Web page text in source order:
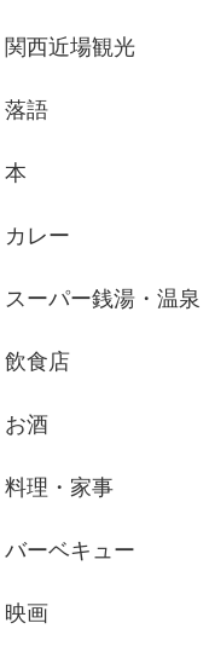
関西近場観光
落語
本
カレー
スーパー銭湯・温泉
飲食店
お酒
料理・家事
バーベキュー
映画